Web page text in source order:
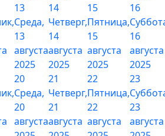
13
Среда,
13
августа
2025
14
Четверг,
14
августа
2025
15
Пятница,
15
августа
2025
16
16
августа
2025
20
Среда,
20
августа
21
Четверг,
21
августа
22
Пятница,
22
августа
23
23
августа